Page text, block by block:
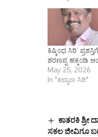
ಕಿಷ್ಕಿಂಧ ಸಿರಿ’
ಶರಣಪ್ಪ ಹಕ್ಕಂಡಿ
May 25, 2026
In "ಕಲ್ಯಾಣ ಸಿರಿ"
ಕಾತರಕಿ ಶ್ರೀ
ಸಕಲ ಜೀವಿಗೂ